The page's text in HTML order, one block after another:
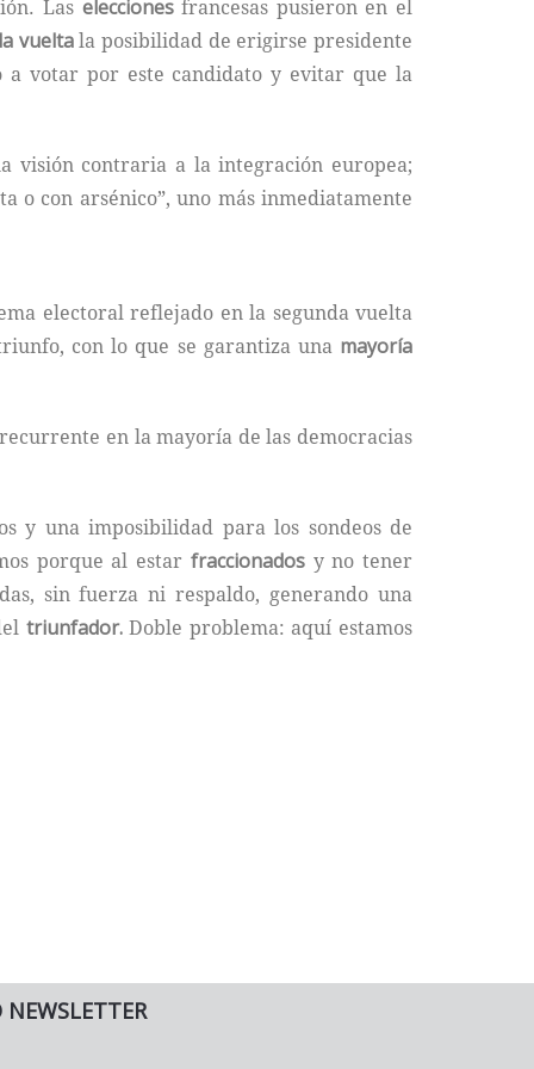
Las eleccionesfrancesas pusieron en el
vueltala posibilidad de erigirse presidente
a votar por este candidato y evitar que la
visión contraria a la integración europea;
o con arsénico”, uno más inmediatamente
electoral reflejado en la segunda vuelta
con lo que se garantiza una mayoría
en la mayoría de las democracias
y una imposibilidad para los sondeos de
porque al estar fraccionadosy no tener
sin fuerza ni respaldo, generando una
triunfador.Doble problema: aquí estamos
NEWSLETTER